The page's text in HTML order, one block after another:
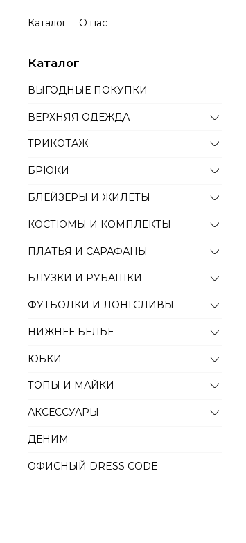
Каталог О нас
Каталог
ВЫГОДНЫЕ ПОКУПКИ
ВЕРХНЯЯ ОДЕЖДА
ТРИКОТАЖ
БРЮКИ
БЛЕЙЗЕРЫ И ЖИЛЕТЫ
КОСТЮМЫ И КОМПЛЕКТЫ
ПЛАТЬЯ И САРАФАНЫ
БЛУЗКИ И РУБАШКИ
ФУТБОЛКИ И ЛОНГСЛИВЫ
НИЖНЕЕ БЕЛЬЕ
ЮБКИ
ТОПЫ И МАЙКИ
АКСЕССУАРЫ
ДЕНИМ
ОФИСНЫЙ DRESS CODE